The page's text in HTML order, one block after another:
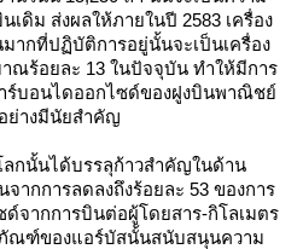
เดิม ส่งผลให้ภายในปี 2583 เครื่อง
กที่ปฏิบัติการอยู่นั้นจะเป็นเครื่อง
ณร้อยละ 13 ในปัจจุบัน ทำให้มีการ
ร์บอนไดออกไซด์ของฝูงบินพาณิชย์
ย่างมีนัยสำคัญ
กนั้นได้บรรลุก้าวสำคัญในด้าน
ากการลดลงถึงร้อยละ 53 ของการ
จากการบินต่อผู้โดยสาร-กิโลเมตร
ณฑ์ของแอร์บัสนั้นสนับสนุนความ